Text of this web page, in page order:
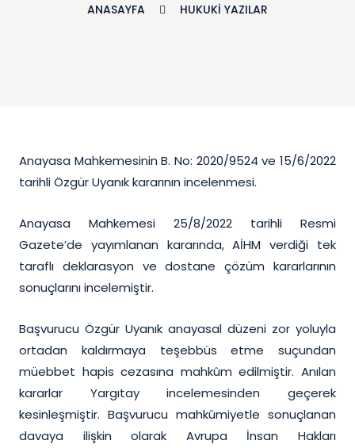
ANASAYFA HUKUKI YAZILAR
Anayasa Mahkemesinin B. No: 2020/9524 ve 15/6/2022
tarihli Özgür Uyanık kararının incelenmesi.
Anayasa Mahkemesi 25/8/2022 tarihli Resmi
Gazete’de yayımlanan kararında, AİHM verdiği tek
taraflı deklarasyon ve dostane çözüm kararlarının
sonuçlarını incelemiştir.
Başvurucu Özgür Uyanık anayasal düzeni zor yoluyla
ortadan kaldırmaya teşebbüs etme suçundan
müebbet hapis cezasına mahkûm edilmiştir. Anılan
kararlar Yargıtay incelemesinden geçerek
kesinleşmiştir. Başvurucu mahkûmiyetle sonuçlanan
davaya ilişkin olarak Avrupa İnsan Hakları